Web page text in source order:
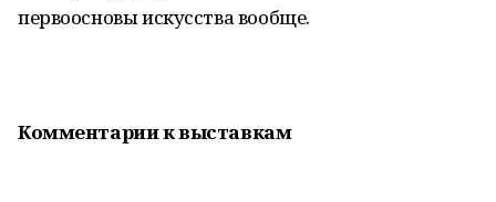
первоосновы искусства вообще.
Комментарии к выставкам